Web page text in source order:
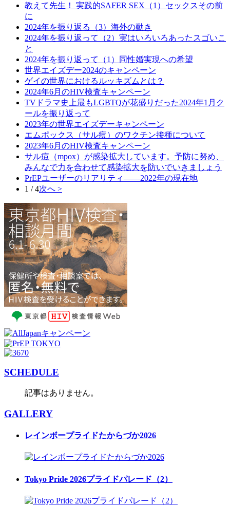
教えて先生！ 実践的SAFER SEX（1）セックスその前
に
2024年を振り返る（3）海外の動き
2024年を振り返って（2）実はいろいろあったスゴいこ
と
2024年を振り返って（1）同性婚実現への希望
世界エイズデー2024のキャンペーン
ゲイの世界におけるルッキズムとは？
2024年6月のHIV検査キャンペーン
TVドラマ史上最もLGBTQが花盛りだった2024年1月ク
ールを振り返って
2023年の世界エイズデーキャンペーン
エムポックス（サル痘）のワクチン接種について
2023年6月のHIV検査キャンペーン
サル痘（mpox）が感染拡大しています。予防に努め、
みんなで力を合わせて感染拡大を防いでいきましょう
PrEPユーザーのリアリティ――2022年の現在地
1 / 4次へ >
SCHEDULE
記事はありません。
GALLERY
レインボープライドたからづか2026
Tokyo Pride 2026プライドパレード（2）